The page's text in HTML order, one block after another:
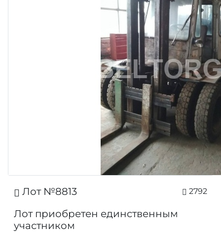
Лот №8813 2792
Лот приобретен единственным
участником